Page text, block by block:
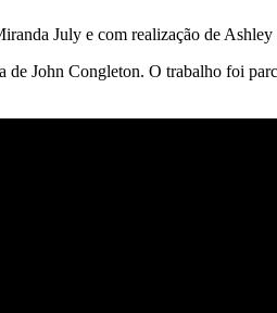
July e com realização de
de John Congleton. O trabalho foi